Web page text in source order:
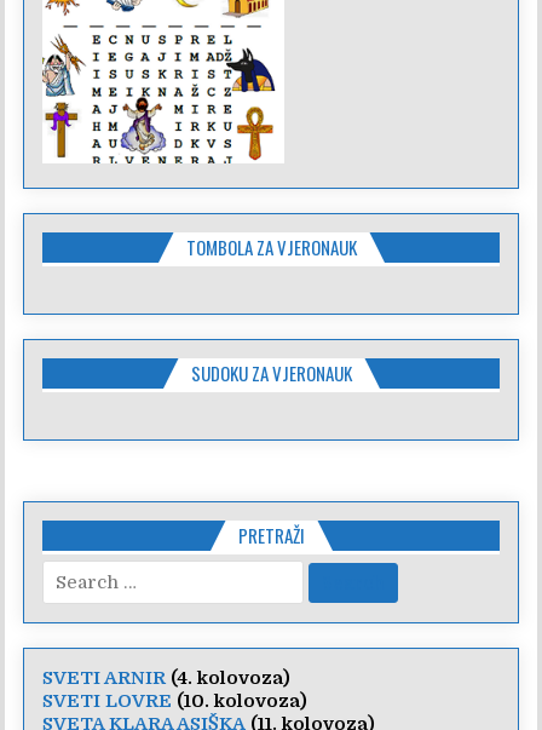
TOMBOLA ZA VJERONAUK
SUDOKU ZA VJERONAUK
PRETRAŽI
for:
SVETI ARNIR(4. kolovoza)
SVETI LOVRE (10. kolovoza)
SVETA KLARA ASIŠKA (11. kolovoza)